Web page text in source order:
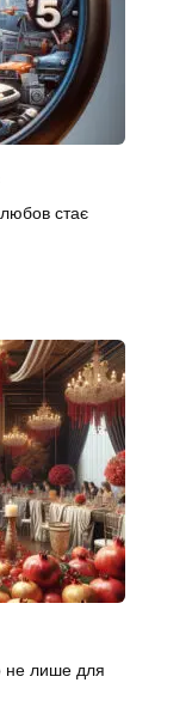
стає
не лише для